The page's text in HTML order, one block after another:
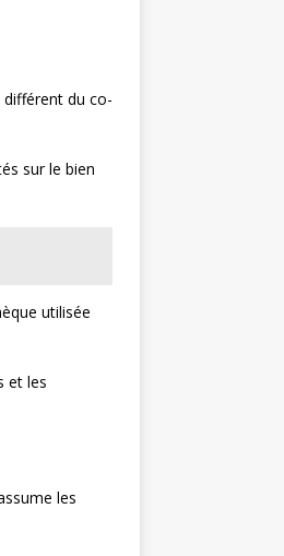
différent du co-
sur le bien
utilisée
et les
les